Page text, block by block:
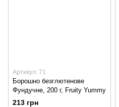
Артикул: 71
Борошно безглютенове
Фундучне, 200 г, Fruity Yummy
213 грн